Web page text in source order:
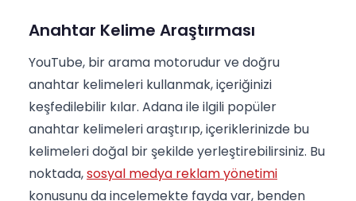
Anahtar Kelime Araştırması
YouTube, bir arama motorudur ve doğru
anahtar kelimeleri kullanmak, içeriğinizi
keşfedilebilir kılar. Adana ile ilgili popüler
anahtar kelimeleri araştırıp, içeriklerinizde bu
kelimeleri doğal bir şekilde yerleştirebilirsiniz. Bu
noktada,sosyal medya reklam yönetimi
konusunu da incelemekte fayda var, benden